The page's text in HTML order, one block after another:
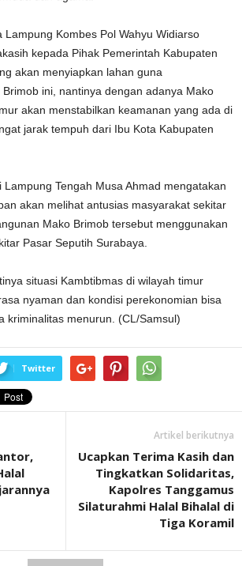
Lampung Kombes Pol Wahyu Widiarso
kepada Pihak Pemerintah Kabupaten
akan menyiapkan lahan guna
ini, nantinya dengan adanya Mako
akan menstabilkan keamanan yang ada di
jarak tempuh dari Ibu Kota Kabupaten
Tengah Musa Ahmad mengatakan
akan melihat antusias masyarakat sekitar
Mako Brimob tersebut menggunakan
Pasar Seputih Surabaya.
situasi Kambtibmas di wilayah timur
nyaman dan kondisi perekonomian bisa
kriminalitas menurun. (CL/Samsul)
Twitter
Artikel berikutnya
Ucapkan Terima Kasih dan
Tingkatkan Solidaritas,
Kapolres Tanggamus
Silaturahmi Halal Bihalal di
Tiga Koramil